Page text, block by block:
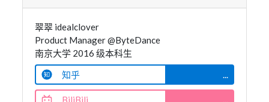
拂过了谁的面庞
袅袅盘旋而上
是黑夜无法包容的温度
是光芒撕裂星空的预兆
翠翠 idealclover
Product Manager @ByteDance
南京大学 2016 级本科生
知乎
...
BiliBili ...